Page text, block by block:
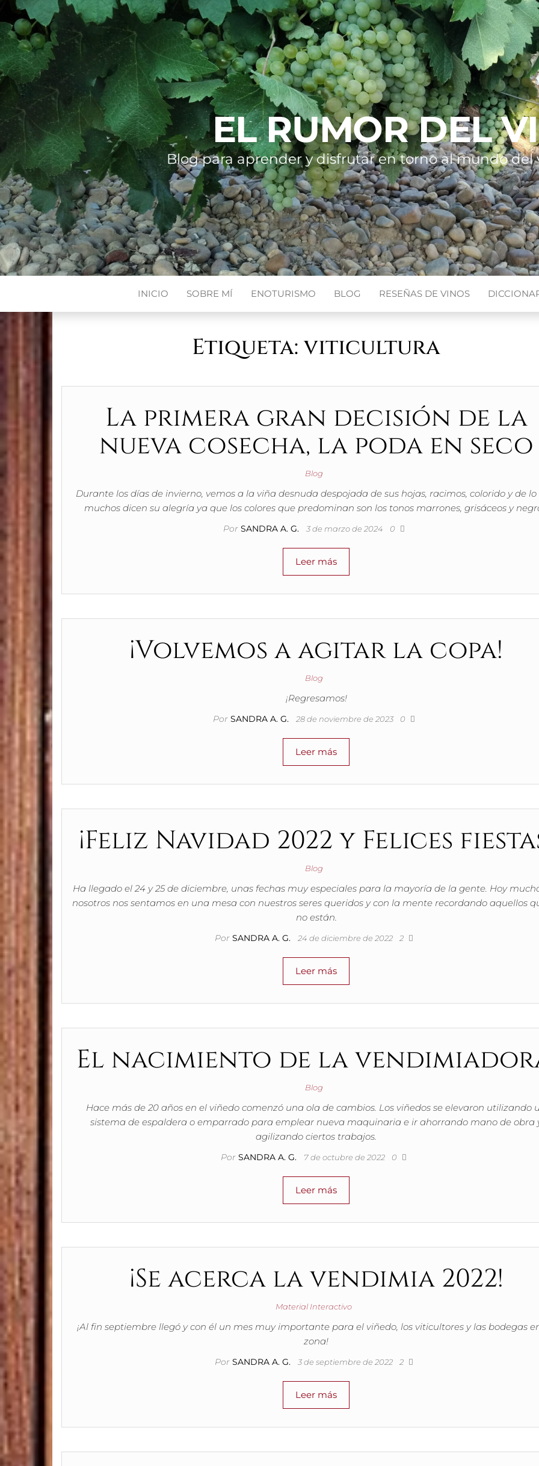
EL RUMOR DEL
Blog para aprender y disfrutar en torno al mundo del
INICIO SOBRE MÍ ENOTURISMO BLOG RESEÑAS DE VINOS
Etiqueta:viticultura
La primera gran decisión de la
nueva cosecha, la poda en seco
Blog
Durante los días de invierno, vemos a la viña desnuda despojada de sus hojas, racimos, colorido y de
muchos dicen su alegría ya que los colores que predominan son los tonos marrones, grisáceos y
Por SANDRA A. G. 3 de marzo de 2024 0
Leer más
¡Volvemos a agitar la copa!
Blog
¡Regresamos!
Por SANDRA A. G. 28 de noviembre de 2023 0
Leer más
¡Feliz Navidad 2022 y Felices
Blog
Ha llegado el 24 y 25 de diciembre, unas fechas muy especiales para la mayoría de la gente. Hoy
nosotros nos sentamos en una mesa con nuestros seres queridos y con la mente recordando aquellos
no están.
Por SANDRA A. G. 24 de diciembre de 2022 2
Leer más
El nacimiento de la
Blog
Hace más de 20 años en el viñedo comenzó una ola de cambios. Los viñedos se elevaron utilizando
sistema de espaldera o emparrado para emplear nueva maquinaria e ir ahorrando mano de obra
agilizando ciertos trabajos.
Por SANDRA A. G. 7 de octubre de 2022 0
Leer más
¡Se acerca la vendimia 2022!
Material Interactivo
¡Al fin septiembre llegó y con él un mes muy importante para el viñedo, los viticultores y las bodegas
zona!
Por SANDRA A. G. 3 de septiembre de 2022 2
Leer más